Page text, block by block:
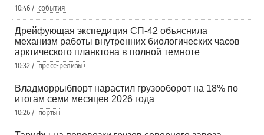
10:46 / события
Дрейфующая экспедиция СП-42 объяснила
механизм работы внутренних биологических часов
арктического планктона в полной темноте
10:32 / пресс-релизы
Владморрыбпорт нарастил грузооборот на 18% по
итогам семи месяцев 2026 года
10:26 / порты